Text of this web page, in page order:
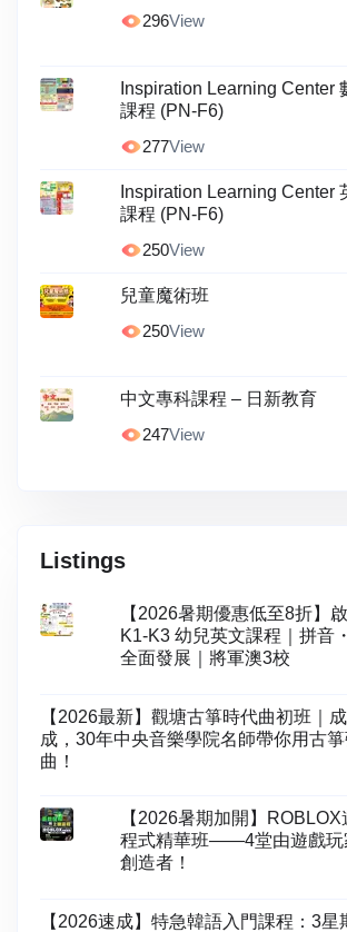
296View
Inspiration Learning Center
課程 (PN-F6)
277View
Inspiration Learning Center
課程 (PN-F6)
250View
兒童魔術班
250View
中文專科課程 – 日新教育
247View
Listings
【2026暑期優惠低至8折】
K1-K3 幼兒英文課程｜拼音
全面發展｜將軍澳3校
【2026最新】觀塘古箏時代曲初班｜
成，30年中央音樂學院名師帶你用古
曲！
【2026暑期加開】
程式精華班——4堂由遊戲玩
創造者！
【2026速成】特急韓語入門課程：3星